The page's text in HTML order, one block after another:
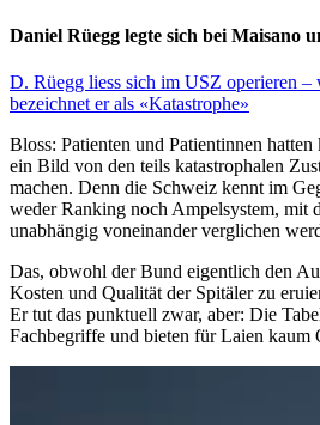
Daniel Rüegg legte sich bei Maisano
D. Rüegg liess sich im USZ operieren –
bezeichnet er als «Katastrophe»
Bloss: Patienten und Patientinnen
ein Bild von den teils katastrophalen
machen. Denn die Schweiz kennt im
weder Ranking noch Ampelsystem, mit
unabhängig voneinander verglichen
Das, obwohl der Bund eigentlich den
Kosten und Qualität der Spitäler zu
Er tut das punktuell zwar, aber: Die
Fachbegriffe und bieten für Laien kaum